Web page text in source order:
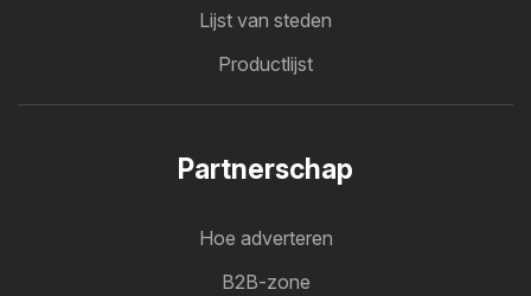
Lijst van steden
Productlijst
Partnerschap
Hoe adverteren
B2B-zone